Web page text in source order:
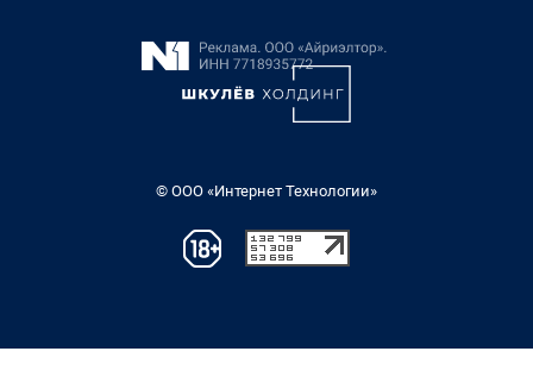
© ООО «Интернет Технологии»